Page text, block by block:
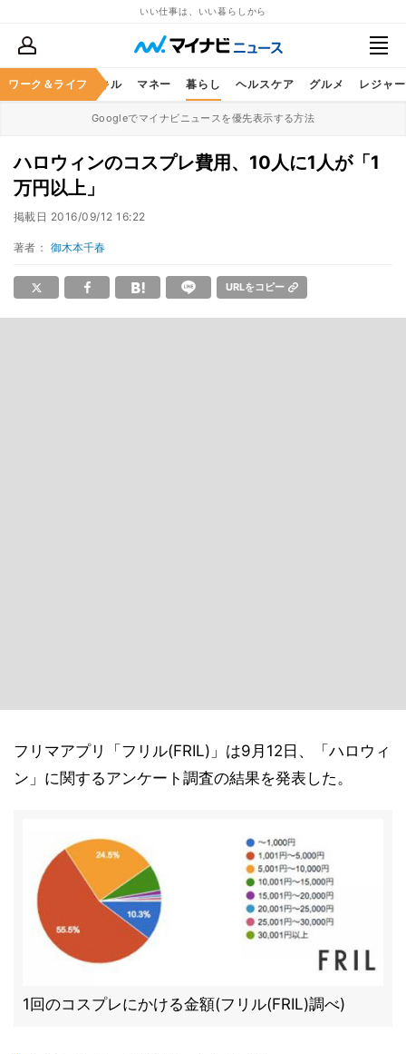
いい仕事は、いい暮らしから
ワーク＆ライフ
ア ビジネススキル マネー 暮らし ヘルスケア グルメ レジャー
Googleでマイナビニュースを優先表示する方法
ハロウィンのコスプレ費用、10人に1人が「1
万円以上」
掲載日 2016/09/12 16:22
著者： 御木本千春
URLをコピー
フリマアプリ「フリル(FRIL)」は9月12日、「ハロウィ
ン」に関するアンケート調査の結果を発表した。
1回のコスプレにかける金額(フリル(FRIL)調べ)